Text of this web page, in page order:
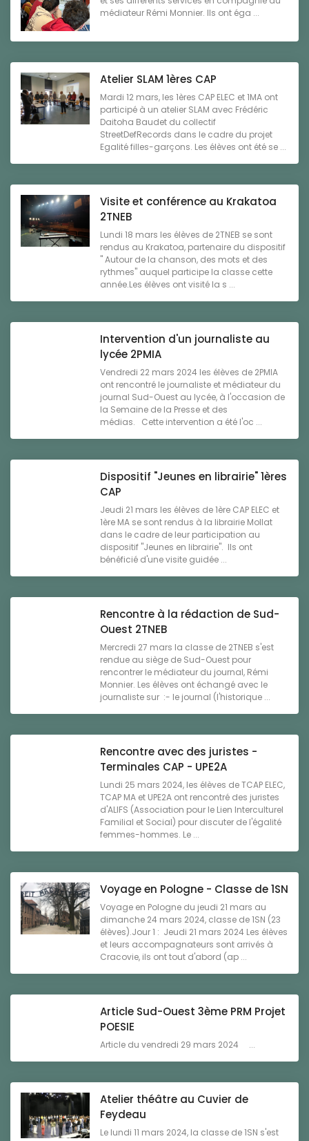
médiateur Rémi Monnier. Ils ont éga ...
Atelier SLAM 1ères CAP
Mardi 12 mars, les 1ères CAP ELEC et 1MA ont
participé à un atelier SLAM avec Frédéric
Daitoha Baudet du collectif
StreetDefRecords dans le cadre du projet
Egalité filles-garçons. Les élèves ont été se ...
Visite et conférence au Krakatoa
2TNEB
Lundi 18 mars les élèves de 2TNEB se sont
rendus au Krakatoa, partenaire du dispositif
" Autour de la chanson, des mots et des
rythmes" auquel participe la classe cette
année.Les élèves ont visité la s ...
Intervention d'un journaliste au
lycée 2PMIA
Vendredi 22 mars 2024 les élèves de 2PMIA
ont rencontré le journaliste et médiateur du
journal Sud-Ouest au lycée, à l'occasion de
la Semaine de la Presse et des
médias. Cette intervention a été l'oc ...
Dispositif "Jeunes en librairie" 1ères
CAP
Jeudi 21 mars les élèves de 1ère CAP ELEC et
1ère MA se sont rendus à la librairie Mollat
dans le cadre de leur participation au
dispositif "Jeunes en librairie". Ils ont
bénéficié d'une visite guidée ...
Rencontre à la rédaction de Sud-
Ouest 2TNEB
Mercredi 27 mars la classe de 2TNEB s'est
rendue au siège de Sud-Ouest pour
rencontrer le médiateur du journal, Rémi
Monnier. Les élèves ont échangé avec le
journaliste sur :- le journal (l'historique ...
Rencontre avec des juristes -
Terminales CAP - UPE2A
Lundi 25 mars 2024, les élèves de TCAP ELEC,
TCAP MA et UPE2A ont rencontré des juristes
d'ALIFS (Association pour le Lien Interculturel
Familial et Social) pour discuter de l'égalité
femmes-hommes. Le ...
Voyage en Pologne - Classe de 1SN
Voyage en Pologne du jeudi 21 mars au
dimanche 24 mars 2024, classe de 1SN (23
élèves).Jour 1 : Jeudi 21 mars 2024 Les élèves
et leurs accompagnateurs sont arrivés à
Cracovie, ils ont tout d'abord (ap ...
Article Sud-Ouest 3ème PRM Projet
POESIE
Article du vendredi 29 mars 2024 ...
Atelier théâtre au Cuvier de
Feydeau
Le lundi 11 mars 2024, la classe de 1SN s'est